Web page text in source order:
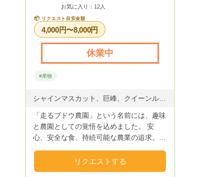
お気に入り：12人
📦 リクエスト目安金額
4,000円〜8,000円
休業中
#果物
「走るブドウ農園」という名前には、趣味
と農園としての覚悟を込めました。 安
心、安全な食、持続可能な農業の追求。
職場、夢のある農業の実現。 これらを求
めて走り続けます。 こちらのサイトでは
リクエストする